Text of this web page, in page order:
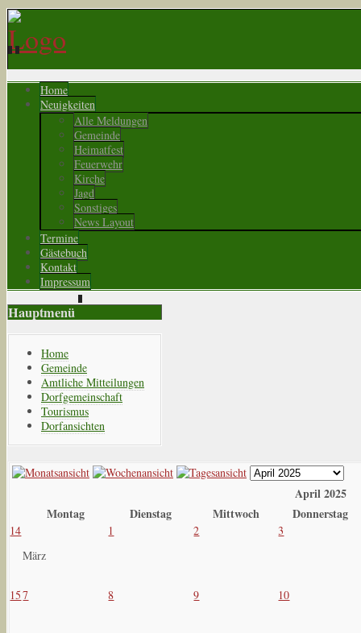
Home
Neuigkeiten
Alle Meldungen
Gemeinde
Heimatfest
Feuerwehr
Kirche
Jagd
Sonstiges
News Layout
Termine
Gästebuch
Kontakt
Impressum
Hauptmenü
Home
Gemeinde
Amtliche Mitteilungen
Dorfgemeinschaft
Tourismus
Dorfansichten
April 2025
Montag
Dienstag Mittwoch Donnerstag
14
März
1 2 3
157 8 9 10